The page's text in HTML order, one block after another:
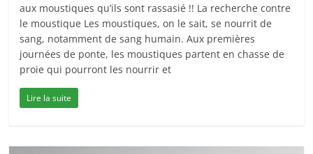
aux moustiques qu’ils sont rassasié !! La recherche contre
le moustique Les moustiques, on le sait, se nourrit de
sang, notamment de sang humain. Aux premières
journées de ponte, les moustiques partent en chasse de
proie qui pourront les nourrir et
Lire la suite